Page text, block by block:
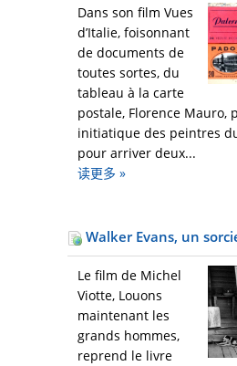
Dans son film Vues
d’Italie, foisonnant
de documents de
toutes sortes, du
tableau à la carte
postale, Florence Mauro,
initiatique des peintres
pour arriver deux...
读更多 »
Walker Evans, un
Le film de Michel
Viotte, Louons
maintenant les
grands hommes,
reprend le livre